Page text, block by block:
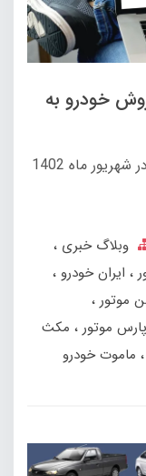
خودرو به
مرحله سوم طرح یکپارچه فروش خودرو در شهریور ماه 1402
وبلاگ خبری
ایران خودرو
موتور
موتور
مکث
ماموت خودرو